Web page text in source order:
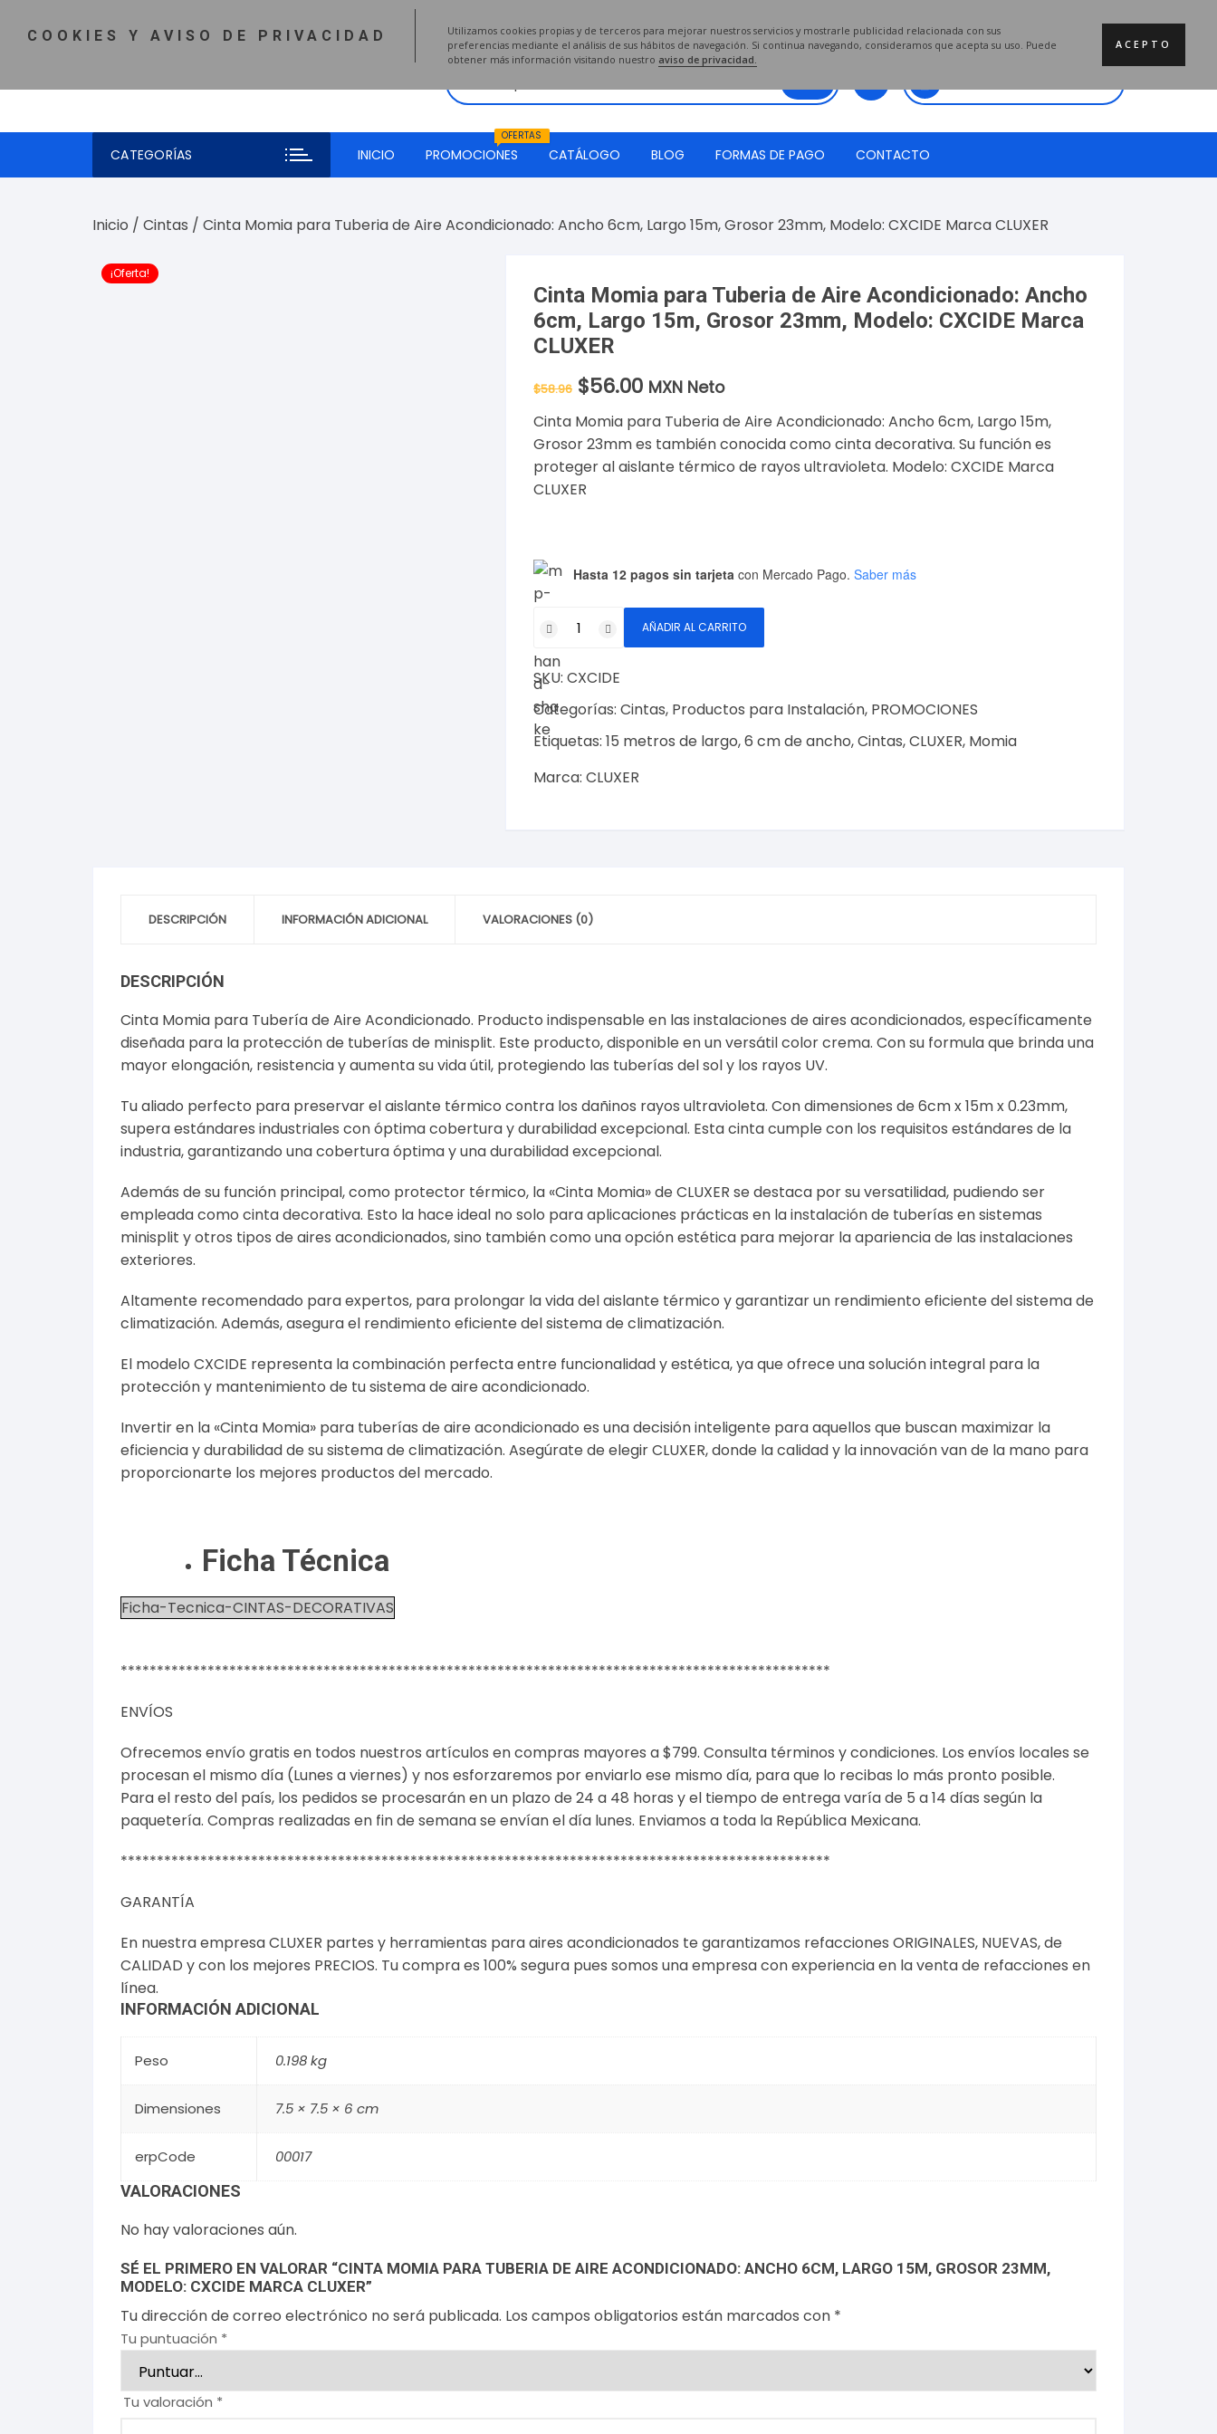
COOKIES Y AVISO DE PRIVACIDAD
Utilizamos cookies propias y de terceros para mejorar nuestros servicios y mostrarle publicidad relacionada con sus
preferencias mediante el análisis de sus hábitos de navegación. Si continua navegando, consideramos que acepta su uso. Puede
obtener más información visitando nuestro aviso de privacidad.
ACEPTO
CATEGORÍAS INICIO PROMOCIONES
OFERTAS
CATÁLOGO BLOG FORMAS DE PAGO CONTACTO
Inicio / Cintas / Cinta Momia para Tuberia de Aire Acondicionado: Ancho 6cm, Largo 15m, Grosor 23mm, Modelo: CXCIDE Marca CLUXER
¡Oferta!
Cinta Momia para Tuberia de Aire Acondicionado: Ancho
6cm, Largo 15m, Grosor 23mm, Modelo: CXCIDE Marca
CLUXER
$58.96 El
precio
era:
$58.96.
$56.00El
precio
es:
$56.00.
MXN Neto
Cinta Momia para Tuberia de Aire Acondicionado: Ancho 6cm, Largo 15m,
Grosor 23mm es también conocida como cinta decorativa. Su función es
proteger al aislante térmico de rayos ultravioleta. Modelo: CXCIDE Marca
CLUXER
Hasta 12 pagos sin tarjeta con Mercado Pago. Saber más
Momia
para
Tuberia
de
Aire
Acondicionado:
Ancho
CXCIDE
AÑADIR AL CARRITO
SKU: CXCIDE
Categorías: Cintas, Productos para Instalación, PROMOCIONES
Etiquetas: 15 metros de largo,6 cm de ancho,Cintas,CLUXER, Momia
Marca: CLUXER
DESCRIPCIÓN INFORMACIÓN ADICIONAL VALORACIONES (0)
DESCRIPCIÓN
Cinta Momia para Tubería de Aire Acondicionado. Producto indispensable en las instalaciones de aires acondicionados, específicamente
diseñada para la protección de tuberías de minisplit. Este producto, disponible en un versátil color crema. Con su formula que brinda una
mayor elongación, resistencia y aumenta su vida útil, protegiendo las tuberías del sol y los rayos UV.
Tu aliado perfecto para preservar el aislante térmico contra los dañinos rayos ultravioleta. Con dimensiones de 6cm x 15m x 0.23mm,
supera estándares industriales con óptima cobertura y durabilidad excepcional. Esta cinta cumple con los requisitos estándares de la
industria, garantizando una cobertura óptima y una durabilidad excepcional.
Además de su función principal, como protector térmico, la «Cinta Momia» de CLUXER se destaca por su versatilidad, pudiendo ser
empleada como cinta decorativa. Esto la hace ideal no solo para aplicaciones prácticas en la instalación de tuberías en sistemas
minisplit y otros tipos de aires acondicionados, sino también como una opción estética para mejorar la apariencia de las instalaciones
exteriores.
Altamente recomendado para expertos, para prolongar la vida del aislante térmico y garantizar un rendimiento eficiente del sistema de
climatización. Además, asegura el rendimiento eficiente del sistema de climatización.
El modelo CXCIDE representa la combinación perfecta entre funcionalidad y estética, ya que ofrece una solución integral para la
protección y mantenimiento de tu sistema de aire acondicionado.
Invertir en la «Cinta Momia» para tuberías de aire acondicionado es una decisión inteligente para aquellos que buscan maximizar la
eficiencia y durabilidad de su sistema de climatización. Asegúrate de elegir CLUXER, donde la calidad y la innovación van de la mano para
proporcionarte los mejores productos del mercado.
Ficha Técnica
Ficha-Tecnica-CINTAS-DECORATIVAS
**************************************************************************************************
ENVÍOS
Ofrecemos envío gratis en todos nuestros artículos en compras mayores a $799. Consulta términos y condiciones. Los envíos locales se
procesan el mismo día (Lunes a viernes) y nos esforzaremos por enviarlo ese mismo día, para que lo recibas lo más pronto posible.
Para el resto del país, los pedidos se procesarán en un plazo de 24 a 48 horas y el tiempo de entrega varía de 5 a 14 días según la
paquetería. Compras realizadas en fin de semana se envían el día lunes. Enviamos a toda la República Mexicana.
**************************************************************************************************
GARANTÍA
En nuestra empresa CLUXER partes y herramientas para aires acondicionados te garantizamos refacciones ORIGINALES, NUEVAS, de
CALIDAD y con los mejores PRECIOS. Tu compra es 100% segura pues somos una empresa con experiencia en la venta de refacciones en
línea.
INFORMACIÓN ADICIONAL
Peso 0.198 kg
Dimensiones 7.5 × 7.5 × 6 cm
erpCode
00017
VALORACIONES
No hay valoraciones aún.
SÉ EL PRIMERO EN VALORAR “CINTA MOMIA PARA TUBERIA DE AIRE ACONDICIONADO: ANCHO 6CM, LARGO 15M, GROSOR 23MM,
MODELO: CXCIDE MARCA CLUXER”
Tu dirección de correo electrónico no será publicada. Los campos obligatorios están marcados con *
Tu puntuación *
Tu valoración *